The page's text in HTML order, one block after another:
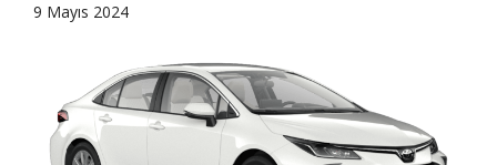
9 Mayıs 2024